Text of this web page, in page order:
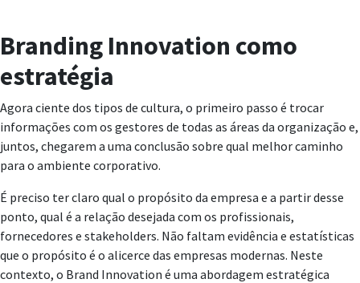
Branding Innovation como
estratégia
Agora ciente dos tipos de cultura, o primeiro passo é trocar
informações com os gestores de todas as áreas da organização e,
juntos, chegarem a uma conclusão sobre qual melhor caminho
para o ambiente corporativo.
É preciso ter claro qual o propósito da empresa e a partir desse
ponto, qual é a relação desejada com os profissionais,
fornecedores e stakeholders. Não faltam evidência e estatísticas
que o propósito é o alicerce das empresas modernas. Neste
contexto, o Brand Innovation é uma abordagem estratégica